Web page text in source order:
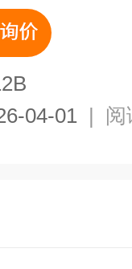
04-01 | 阅